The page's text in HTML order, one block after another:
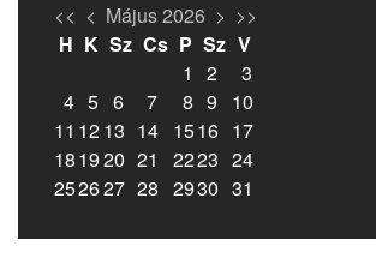
<< < Május 2026 > >>
H K Sz Cs P Sz V
1
2
3
4 5 6 7 8 9
10
11 1213 14 1516 17
181920 21 2223 24
252627 28 2930 31